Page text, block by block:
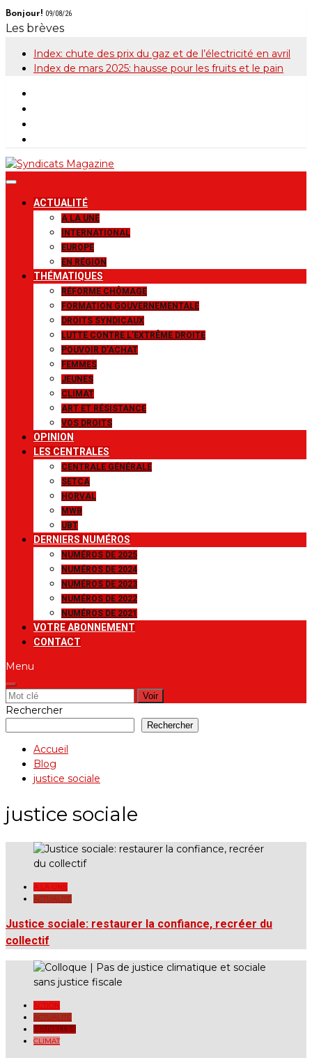
Skip
to
Bonjour! 09/08/26
Les brèves
Index: chute des prix du gaz et de l’électricité en avril
Index de mars 2025: hausse pour les fruits et le pain
Syndicats
Magazine
Le magazine de la FGTB
ACTUALITÉ
A LA UNE
INTERNATIONAL
EUROPE
EN RÉGION
THÉMATIQUES
RÉFORME CHÔMAGE
FORMATION GOUVERNEMENTALE
DROITS SYNDICAUX
LUTTE CONTRE L’EXTRÊME DROITE
POUVOIR D’ACHAT
FEMMES
JEUNES
CLIMAT
ART ET RÉSISTANCE
VOS DROITS
OPINION
LES CENTRALES
CENTRALE GÉNÉRALE
SETCA
HORVAL
MWB
UBT
DERNIERS NUMÉROS
NUMÉROS DE 2025
NUMÉROS DE 2024
NUMÉROS DE 2023
NUMÉROS DE 2022
NUMÉROS DE 2021
VOTRE ABONNEMENT
CONTACT
Menu
Rechercher:
Rechercher
Rechercher
Accueil
Blog
justice sociale
justice sociale
ACTUALITÉ
Justice sociale: restaurer la confiance, recréer du
collectif
ACTUALITÉ
BRUXELLES
CLIMAT